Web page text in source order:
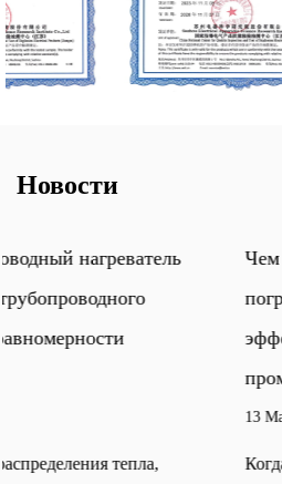
Новости
Чем фланцевый нагреватель
погружного нагревателя с
эффективности
промышленных резервуаров?
Когда дело доходит до обогрева